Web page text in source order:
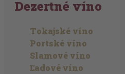
Dezertné víno
Tokajské víno
Portské víno
Slamové víno
Ľadové víno